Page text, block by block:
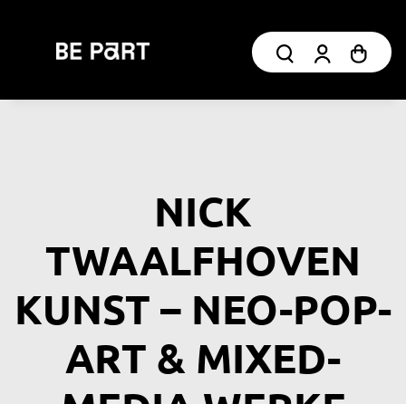
NICK
TWAALFHOVEN
KUNST – NEO-POP-
ART & MIXED-